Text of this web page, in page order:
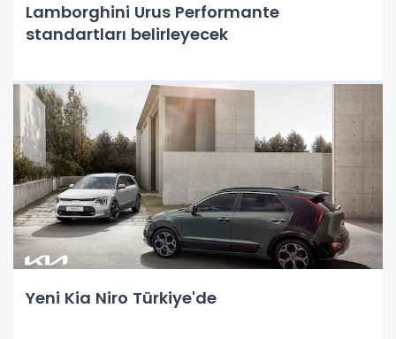
Lamborghini Urus Performante
standartları belirleyecek
Yeni Kia Niro Türkiye'de